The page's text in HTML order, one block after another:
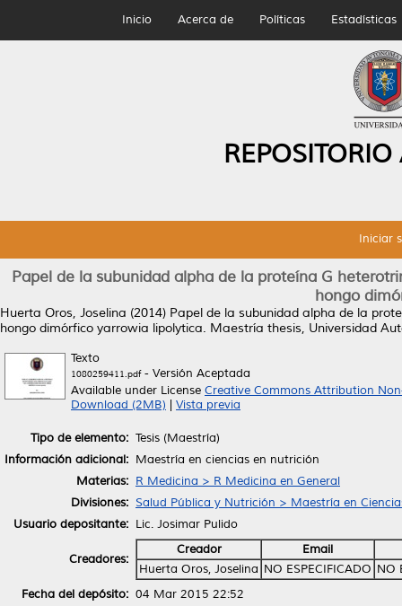
Inicio Acerca de Políticas Estadísticas
Iniciar
Papel de la subunidad alpha de la proteína G
hongo
Huerta Oros, Joselina (2014) Papel de la subunidad alpha de la
hongo dimórfico yarrowia lipolytica. Maestría thesis, Universidad
Texto
1080259411.pdf- Versión Aceptada
Available under License Creative Commons Attribution
Download (2MB)
Vista previa
Tipo de elemento: Tesis (Maestría)
Información adicional: Maestría en ciencias en nutrición
Materias: R Medicina > R Medicina en General
Divisiones: Salud Pública y Nutrición > Maestría en
Usuario depositante: Lic. Josimar Pulido
Creadores:
Creador
Email
Huerta Oros, Joselina NO ESPECIFICADO NO
Fecha del depósito: 04 Mar 2015 22:52